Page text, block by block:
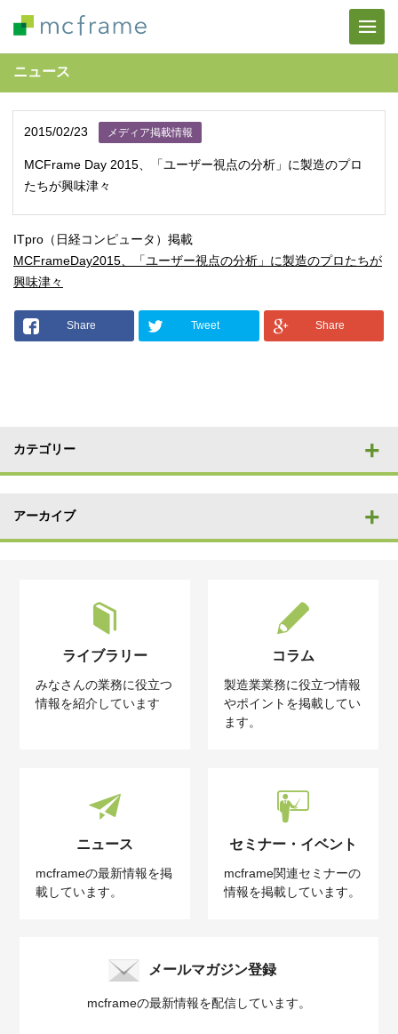
ニュース
2015/02/23 メディア掲載情報
MCFrame Day 2015、「ユーザー視点の分析」に製造のプロ
たちが興味津々
ITpro（日経コンピュータ）掲載
MCFrameDay2015、「ユーザー視点の分析」に製造のプロたちが
興味津々
Share Tweet Share
カテゴリー
アーカイブ
ライブラリー
みなさんの業務に役立つ
情報を紹介しています
コラム
製造業業務に役立つ情報
やポイントを掲載してい
ます。
ニュース
mcframeの最新情報を掲
載しています。
セミナー・イベント
mcframe関連セミナーの
情報を掲載しています。
メールマガジン登録
mcframeの最新情報を配信しています。